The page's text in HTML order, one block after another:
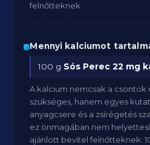
felnőtteknek.
Mennyi kalciumot
100 g Sós Perec 22 mg
A kalcium nemcsak a
szükséges, hanem egyes
anyagcsere és a zsírégetés
ez önmagában nem
ajánlott bevitel felnőtteknek: